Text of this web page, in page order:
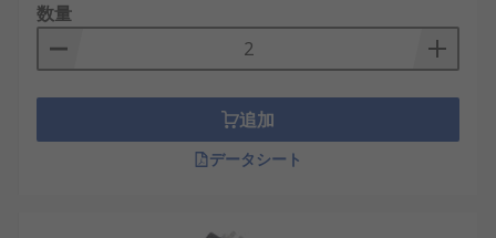
数量
追加
データシート